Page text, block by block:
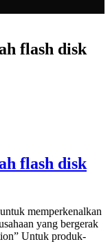
flash disk
flash disk
memperkenalkan
yang bergerak
Untuk produk-